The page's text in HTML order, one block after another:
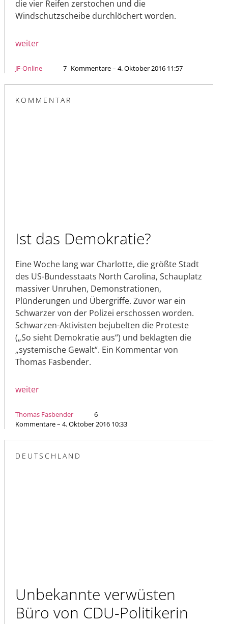
die vier Reifen zerstochen und die
Windschutzscheibe durchlöchert worden.
weiter
JF-Online 7 Kommentare – 4. Oktober 2016 11:57
KOMMENTAR
Ist das Demokratie?
Eine Woche lang war Charlotte, die größte Stadt
des US-Bundesstaats North Carolina, Schauplatz
massiver Unruhen, Demonstrationen,
Plünderungen und Übergriffe. Zuvor war ein
Schwarzer von der Polizei erschossen worden.
Schwarzen-Aktivisten bejubelten die Proteste
(„So sieht Demokratie aus“) und beklagten die
„systemische Gewalt“. Ein Kommentar von
Thomas Fasbender.
weiter
Thomas Fasbender
6
Kommentare – 4. Oktober 2016 10:33
DEUTSCHLAND
Unbekannte verwüsten
Büro von CDU-Politikerin